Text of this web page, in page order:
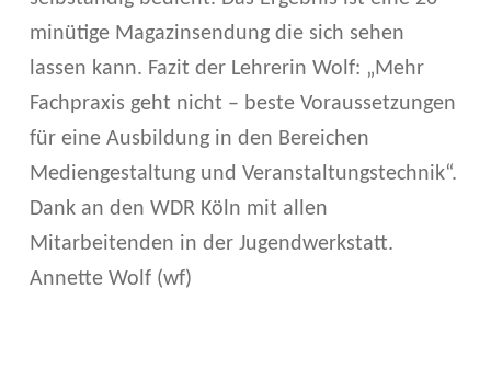
S
E
L
B
S
T
P
minütige Magazinsendung die sich sehen
lassen kann. Fazit der Lehrerin Wolf: „Mehr
Fachpraxis geht nicht – beste Voraussetzungen
für eine Ausbildung in den Bereichen
Mediengestaltung und Veranstaltungstechnik“.
Dank an den WDR Köln mit allen
Mitarbeitenden in der Jugendwerkstatt.
Annette Wolf (wf)